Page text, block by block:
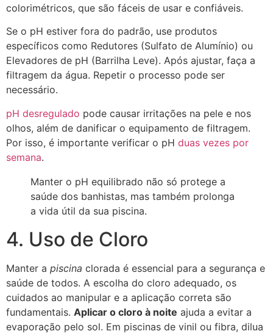
colorimétricos, que são fáceis de usar e confiáveis.
Se o pH estiver fora do padrão, use produtos
específicos como Redutores (Sulfato de Alumínio) ou
Elevadores de pH (Barrilha Leve). Após ajustar, faça a
filtragem da água. Repetir o processo pode ser
necessário.
pH desregulado pode causar irritações na pele e nos
olhos, além de danificar o equipamento de filtragem.
Por isso, é importante verificar o pH duas vezes por
semana.
Manter o pH equilibrado não só protege a
saúde dos banhistas, mas também prolonga
a vida útil da sua piscina.
4. Uso de Cloro
Manter a piscina clorada é essencial para a segurança e
saúde de todos. A escolha do cloro adequado, os
cuidados ao manipular e a aplicação correta são
fundamentais. Aplicar o cloro à noite ajuda a evitar a
evaporação pelo sol. Em piscinas de vinil ou fibra, dilua